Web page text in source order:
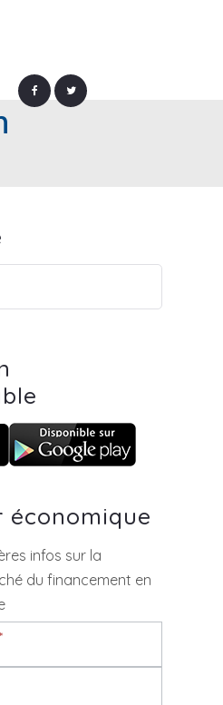
économique
infos sur la
du financement en